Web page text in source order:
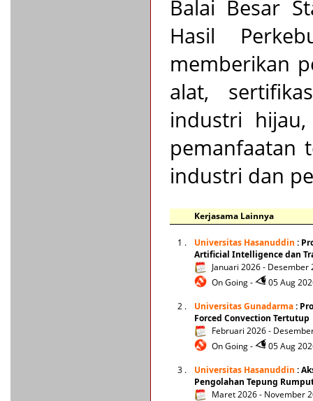
Balai Besar
Hasil
memberikan
alat,
industri
pemanfaatan
industri dan
Kerjasama Lainnya
1 . Universitas Hasanuddin :
Artificial Intelligence dan
Januari 2026 - Desember
On Going -
05 Aug
2 .
Universitas Gunadarma:
Forced Convection Tertutup
Februari 2026 -
On Going -
05 Aug
3 .
Universitas Hasanuddin :
Pengolahan Tepung
Maret 2026 - November